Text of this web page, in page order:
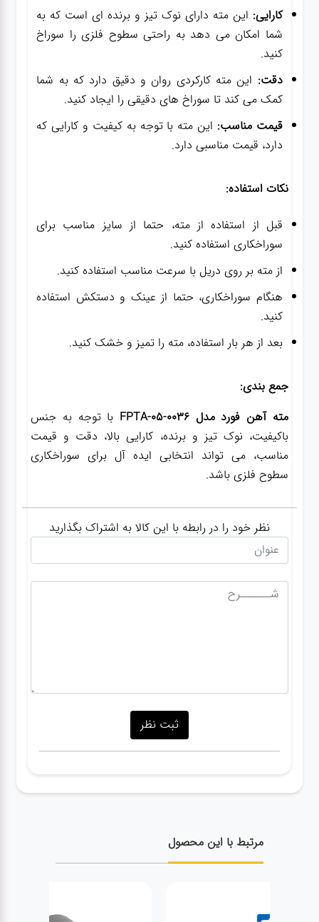
کارایی: این مته دارای نوک تیز و برنده ای است که به
شما امکان می دهد به راحتی سطوح فلزی را سوراخ
کنید.
دقت: این مته کارکردی روان و دقیق دارد که به شما
کمک می کند تا سوراخ های دقیقی را ایجاد کنید.
قیمت مناسب: این مته با توجه به کیفیت و کارایی که
دارد، قیمت مناسبی دارد.
نکات استفاده:
قبل از استفاده از مته، حتما از سایز مناسب برای
سوراخکاری استفاده کنید.
از مته بر روی دریل با سرعت مناسب استفاده کنید.
هنگام سوراخکاری، حتما از عینک و دستکش استفاده
کنید.
بعد از هر بار استفاده، مته را تمیز و خشک کنید.
جمع بندی:
مته آهن فورد مدل FPTA-05-0036
با توجه به جنس
باکیفیت، نوک تیز و برنده، کارایی بالا، دقت و قیمت
مناسب، می تواند انتخابی ایده آل برای سوراخکاری
سطوح فلزی باشد.
نظر خود را در رابطه با این کالا به اشتراک بگذارید
مرتبط با این محصول